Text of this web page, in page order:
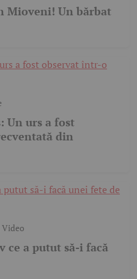
Mioveni! Un bărbat
Un urs a fost
din
Video
ce a putut să-i facă